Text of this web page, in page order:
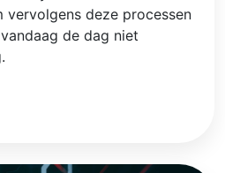
vervolgens deze processen
de dag niet